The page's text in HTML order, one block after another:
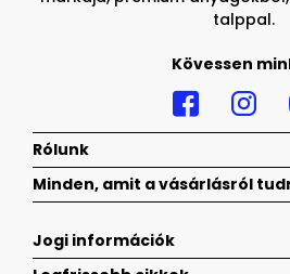
talppal.
Kövessen
Rólunk
Minden, amit a vásárlásról
Jogi információk